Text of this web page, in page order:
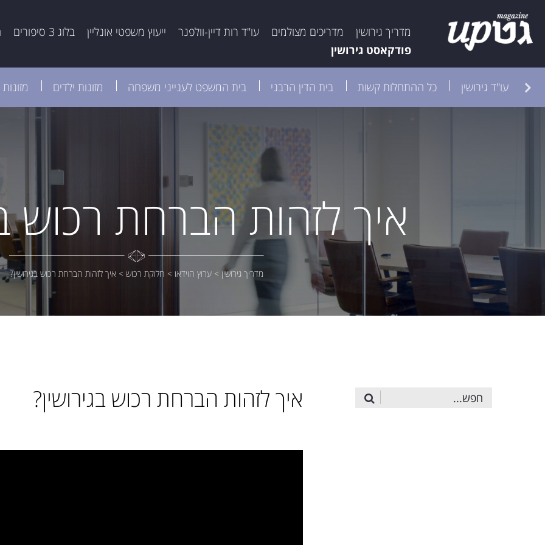
מדריך גירושין מדריכים מצולמים עו"ד רות דיין-וולפנר ייעוץ משפטי אונליין בלוג 3 סיפורים
פודקאסט גירושין
עו"ד גירושין כל ההתחלות קשות בית הדין הרבני בית המשפט לענייני משפחה מזונות ילדים
איך לזהות הברחת רכוש
מדריך גירושין >ערוץ הוידאו > חלוקת רכוש > איך לזהות הברחת רכוש בגירושין?
איך לזהות הברחת רכוש בגירושין?